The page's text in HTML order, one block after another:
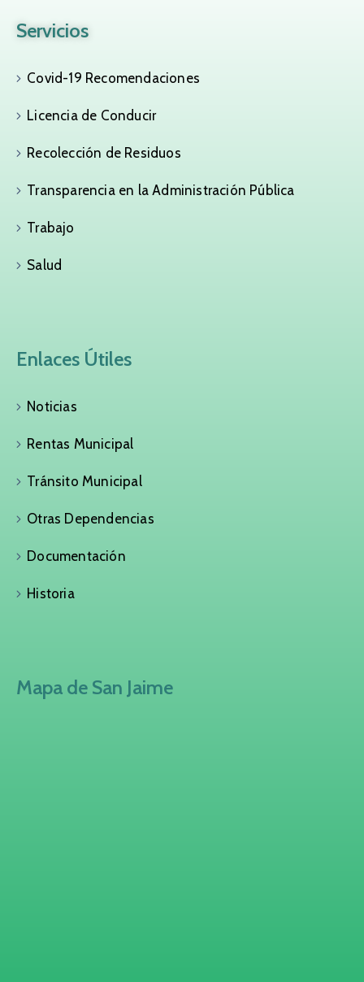
Servicios
Covid-19 Recomendaciones
Licencia de Conducir
Recolección de Residuos
Transparencia en la Administración Pública
Trabajo
Salud
Enlaces Útiles
Noticias
Rentas Municipal
Tránsito Municipal
Otras Dependencias
Documentación
Historia
Mapa de San Jaime